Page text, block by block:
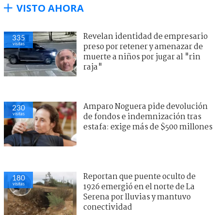
VISTO AHORA
335
visitas
Revelan identidad de empresario
preso por retener y amenazar de
muerte a niños por jugar al "rin
raja"
230
visitas
Amparo Noguera pide devolución
de fondos e indemnización tras
estafa: exige más de $500 millones
180
visitas
Reportan que puente oculto de
1926 emergió en el norte de La
Serena por lluvias y mantuvo
conectividad